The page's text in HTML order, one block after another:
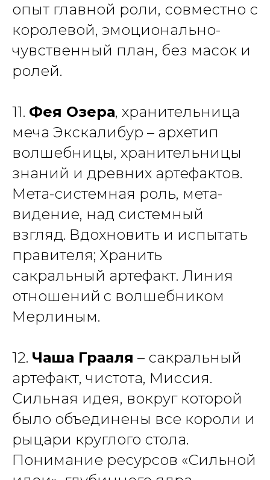
опыт главной роли, совместно с
королевой, эмоционально-
чувственный план, без масок и
ролей.
11. Фея Озера, хранительница
меча Экскалибур – архетип
волшебницы, хранительницы
знаний и древних артефактов.
Мета-системная роль, мета-
видение, над системный
взгляд. Вдохновить и испытать
правителя; Хранить
сакральный артефакт. Линия
отношений с волшебником
Мерлиным.
12. Чаша Грааля – сакральный
артефакт, чистота, Миссия.
Сильная идея, вокруг которой
было объединены все короли и
рыцари круглого стола.
Понимание ресурсов «Сильной